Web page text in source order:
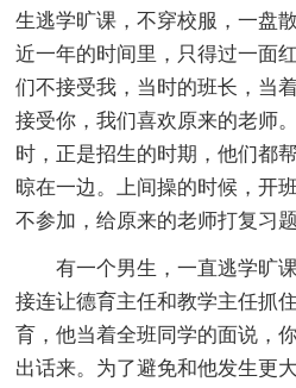
生逃学旷课，不穿校服，一盘
近一年的时间里，只得过一面
们不接受我，当时的班长，当
接受你，我们喜欢原来的老师
时，正是招生的时期，他们都
晾在一边。上间操的时候，开
不参加，给原来的老师打复习题
有一个男生，一直逃学旷课
接连让德育主任和教学主任抓
育，他当着全班同学的面说，
出话来。为了避免和他发生更